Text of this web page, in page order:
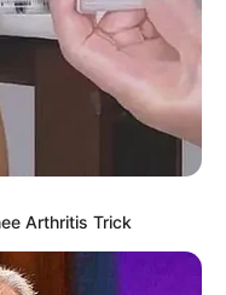
Arthritis Trick